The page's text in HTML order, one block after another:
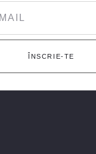
ÎNSCRIE-TE